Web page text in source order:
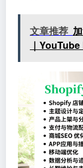
文章推荐
｜